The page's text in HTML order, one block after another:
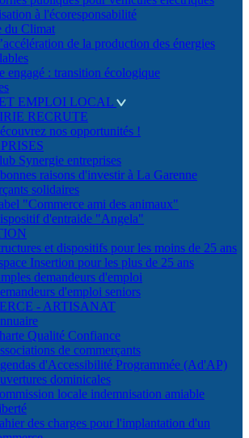
à l'écoresponsabilité
du Climat
de la production des énergies
engagé : transition écologique
EMPLOI LOCAL
RECRUTE
nos opportunités !
Synergie entreprises
raisons d'investir à La Garenne
solidaires
"Commerce ami des animaux"
d'entraide "Angela"
et dispositifs pour les moins de 25 ans
Insertion pour les plus de 25 ans
demandeurs d'emploi
d'emploi seniors
- ARTISANAT
Qualité Confiance
de commerçants
d'Accessibilité Programmée (Ad'AP)
dominicales
locale indemnisation amiable
des charges pour l'implantation d'un